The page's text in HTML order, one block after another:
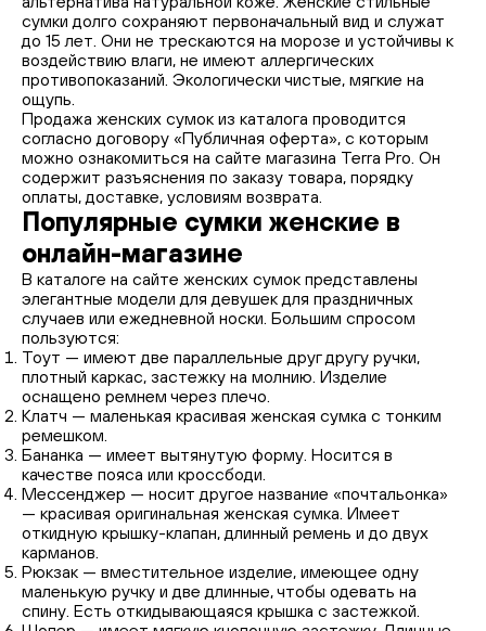
сумки долго сохраняют первоначальный вид и служат
до 15 лет. Они не трескаются на морозе и устойчивы к
воздействию влаги, не имеют аллергических
противопоказаний. Экологически чистые, мягкие на
ощупь.
Продажа женских сумок из каталога проводится
согласно договору «Публичная оферта», с которым
можно ознакомиться на сайте магазина Terra Pro. Он
содержит разъяснения по заказу товара, порядку
оплаты, доставке, условиям возврата.
Популярные сумки женские в
онлайн-магазине
В каталоге на сайте женских сумок представлены
элегантные модели для девушек для праздничных
случаев или ежедневной носки. Большим спросом
пользуются:
Тоут — имеют две параллельные друг другу ручки,
плотный каркас, застежку на молнию. Изделие
оснащено ремнем через плечо.
Клатч — маленькая красивая женская сумка с тонким
ремешком.
Бананка — имеет вытянутую форму. Носится в
качестве пояса или кроссбоди.
Мессенджер — носит другое название «почтальонка»
— красивая оригинальная женская сумка. Имеет
откидную крышку-клапан, длинный ремень и до двух
карманов.
Рюкзак — вместительное изделие, имеющее одну
маленькую ручку и две длинные, чтобы одевать на
спину. Есть откидывающаяся крышка с застежкой.